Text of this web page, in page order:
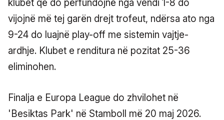
klubet që do përfundojnë nga vendi 1-8 do
vijojnë më tej garën drejt trofeut, ndërsa ato nga
9-24 do luajnë play-off me sistemin vajtje-
ardhje. Klubet e renditura në pozitat 25-36
eliminohen.
Finalja e Europa League do zhvilohet në
'Besiktas Park' në Stamboll më 20 maj 2026.